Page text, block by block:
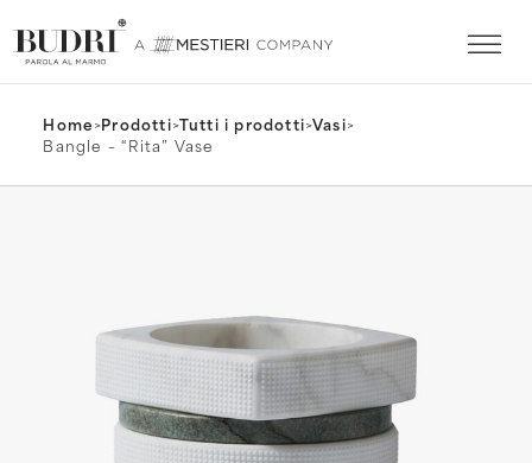
Home>Prodotti>Tutti i prodotti>Vasi>
Bangle – “Rita” Vase